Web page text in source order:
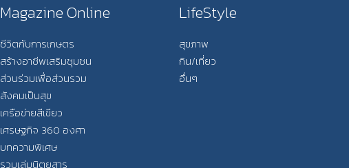
Magazine Online
ชีวิตกับการเกษตร
สร้างอาชีพเสริมชุมชน
ส่วนร่วมเพื่อส่วนรวม
สังคมเป็นสุข
เครือข่ายสีเขียว
เศรษฐกิจ 360 องศา
บทความพิเศษ
รวมเล่มนิตยสาร
LifeStyle
สุขภาพ
กิน/เที่ยว
อื่นๆ